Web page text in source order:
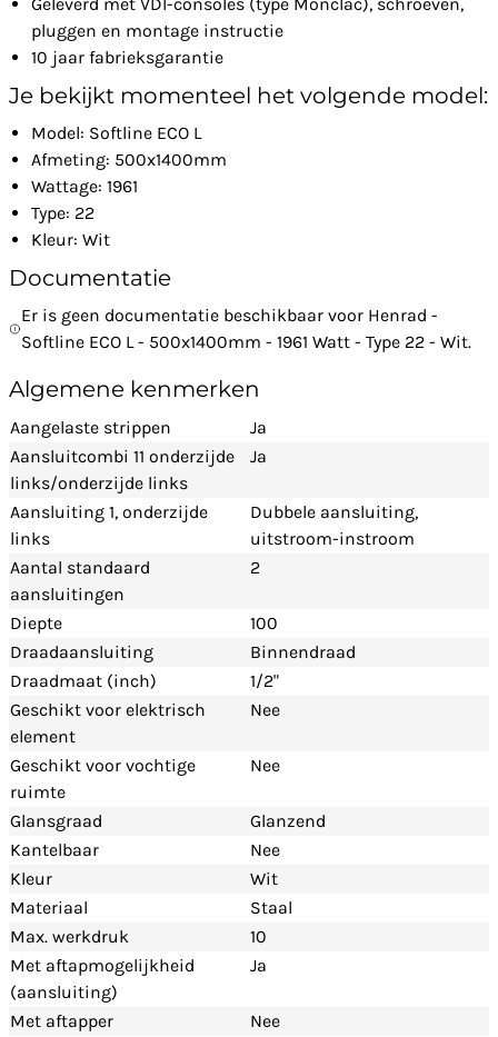
pluggen en montage instructie
10 jaar fabrieksgarantie
Je bekijkt momenteel het volgende model:
Model: Softline ECO L
Afmeting: 500x1400mm
Wattage: 1961
Type: 22
Kleur: Wit
Documentatie
Er is geen documentatie beschikbaar voor Henrad -
Softline ECO L - 500x1400mm - 1961 Watt - Type 22 - Wit.
Algemene kenmerken
Aangelaste strippen
Ja
Aansluitcombi 11 onderzijde
links/onderzijde links
Ja
Aansluiting 1, onderzijde
links
Dubbele aansluiting,
uitstroom-instroom
Aantal standaard
aansluitingen
2
Diepte
100
Draadaansluiting
Binnendraad
Draadmaat (inch)
1/2"
Geschikt voor elektrisch
element
Nee
Geschikt voor vochtige
ruimte
Nee
Glansgraad
Glanzend
Kantelbaar
Nee
Kleur
Wit
Materiaal
Staal
Max. werkdruk
10
Met aftapmogelijkheid
(aansluiting)
Ja
Met aftapper
Nee